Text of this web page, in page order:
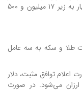
دلار به ۱۶۸ هزار تومان برسد، احتمالاً طلای ۱۸ عیار به زیر ۱۷ میلیون و ۵۰۰
طلا و سکه به سه عامل
اعلام توافق مثبت، دلار
می‌شود. در صورت